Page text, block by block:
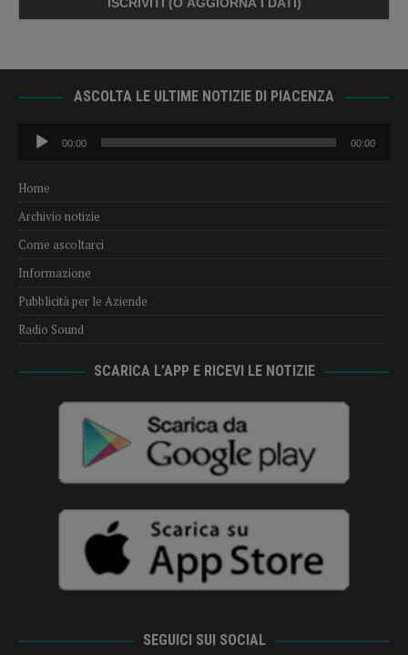
ASCOLTA LE ULTIME NOTIZIE DI PIACENZA
Audio
Player
00:00 00:00
Home
Archivio notizie
Come ascoltarci
Informazione
Pubblicità per le Aziende
Radio Sound
SCARICA L’APP E RICEVI LE NOTIZIE
SEGUICI SUI SOCIAL